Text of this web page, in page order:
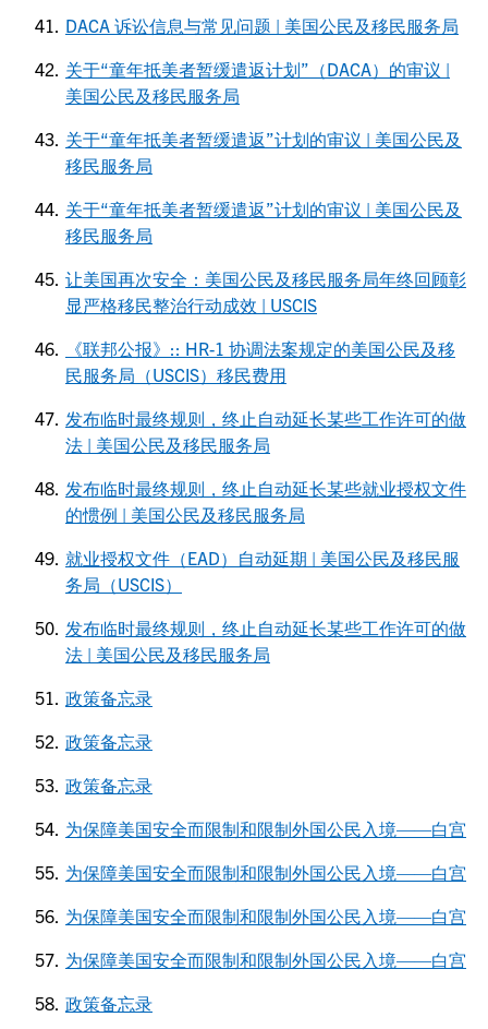
DACA 诉讼信息与常见问题 | 美国公民及移民服务局
关于“童年抵美者暂缓遣返计划”（DACA）的审议 |
美国公民及移民服务局
关于“童年抵美者暂缓遣返”计划的审议 | 美国公民及
移民服务局
关于“童年抵美者暂缓遣返”计划的审议 | 美国公民及
移民服务局
让美国再次安全：美国公民及移民服务局年终回顾彰
显严格移民整治行动成效 | USCIS
《联邦公报》:: HR-1 协调法案规定的美国公民及移
民服务局（USCIS）移民费用
发布临时最终规则，终止自动延长某些工作许可的做
法 | 美国公民及移民服务局
发布临时最终规则，终止自动延长某些就业授权文件
的惯例 | 美国公民及移民服务局
就业授权文件（EAD）自动延期 | 美国公民及移民服
务局（USCIS）
发布临时最终规则，终止自动延长某些工作许可的做
法 | 美国公民及移民服务局
政策备忘录
政策备忘录
政策备忘录
为保障美国安全而限制和限制外国公民入境——白宫
为保障美国安全而限制和限制外国公民入境——白宫
为保障美国安全而限制和限制外国公民入境——白宫
为保障美国安全而限制和限制外国公民入境——白宫
政策备忘录